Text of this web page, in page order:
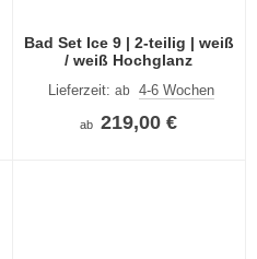
Bad Set Ice 9 | 2-teilig | weiß
/ weiß Hochglanz
Lieferzeit:ab 4-6 Wochen
ab 219,00 €